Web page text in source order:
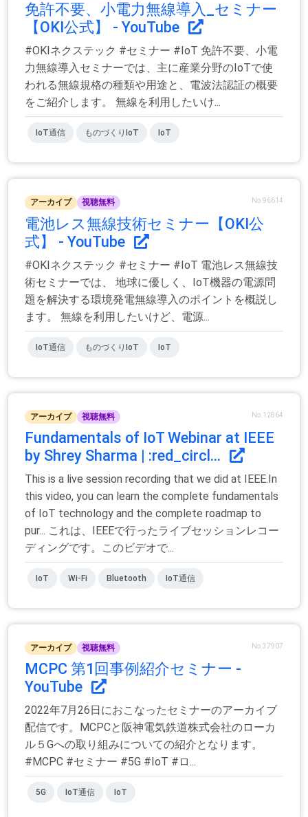
免許不要、小電力無線導入_セミナー
【OKI公式】 - YouTube
#OKIネクステック #セミナー #IoT 免許不要、小電
力無線導入セミナーでは、主に産業分野のIoTで使
われる無線規格の種類や用途と、電波法認証の概要
をご紹介します。 無線を利用したいけ...
IoT通信 ものづくりIoT IoT
アーカイブ 視聴無料 No.96614
電池レス無線技術セミナー【OKI公
式】 - YouTube
#OKIネクステック #セミナー #IoT 電池レス無線技
術セミナーでは、 地球に優しく、IoT機器の電源問
題を解決する環境発電無線導入のポイントを概説し
ます。 無線を利用したいけど、電源...
IoT通信 ものづくりIoT IoT
アーカイブ 視聴無料 No.12864
Fundamentals of IoT Webinar at IEEE
by Shrey Sharma | :red_circl...
This is a live session recording that we did at IEEE.In
this video, you can learn the complete fundamentals
of IoT technology and the complete roadmap to
pur... これは、IEEEで行ったライブセッションレコー
ディングです。このビデオで...
IoT Wi-Fi Bluetooth IoT通信
アーカイブ 視聴無料 No.37907
MCPC 第1回事例紹介セミナー -
YouTube
2022年7月26日におこなったセミナーのアーカイブ
配信です。MCPCと阪神電気鉄道株式会社のローカ
ル５Gへの取り組みについての紹介となります。
#MCPC #セミナー #5G #IoT #ロ...
5G IoT通信 IoT